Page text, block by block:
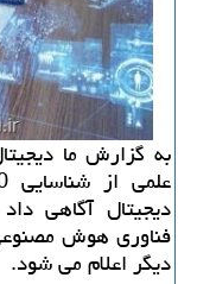
به گزارش ما
فناوری هوش
دیگر اعلام می شود.